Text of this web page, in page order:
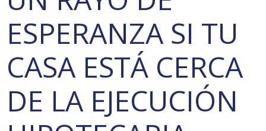
ESPERANZA SI TU
CASA ESTÁ CERCA
DE LA EJECUCIÓN